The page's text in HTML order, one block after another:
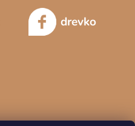
drevko